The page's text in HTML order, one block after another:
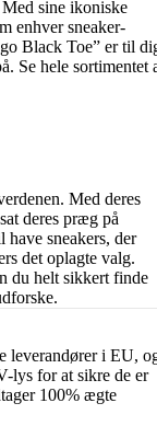
sine ikoniske
enhver sneaker-
Black Toe” er til
Se hele sortimentet
Med deres
deres præg på
sneakers, der
det oplagte valg.
du helt sikkert finde
leverandører i EU,
lys for at sikre de er
100% ægte